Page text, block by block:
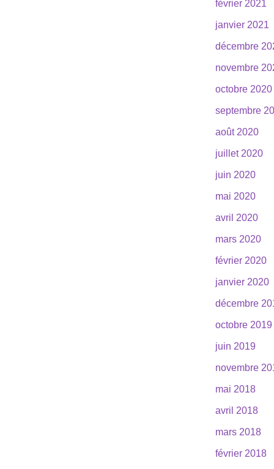
février 2021
janvier 2021
décembre
novembre
octobre 2020
septembre
août 2020
juillet 2020
juin 2020
mai 2020
avril 2020
mars 2020
février 2020
janvier 2020
décembre
octobre 2019
juin 2019
novembre
mai 2018
avril 2018
mars 2018
février 2018